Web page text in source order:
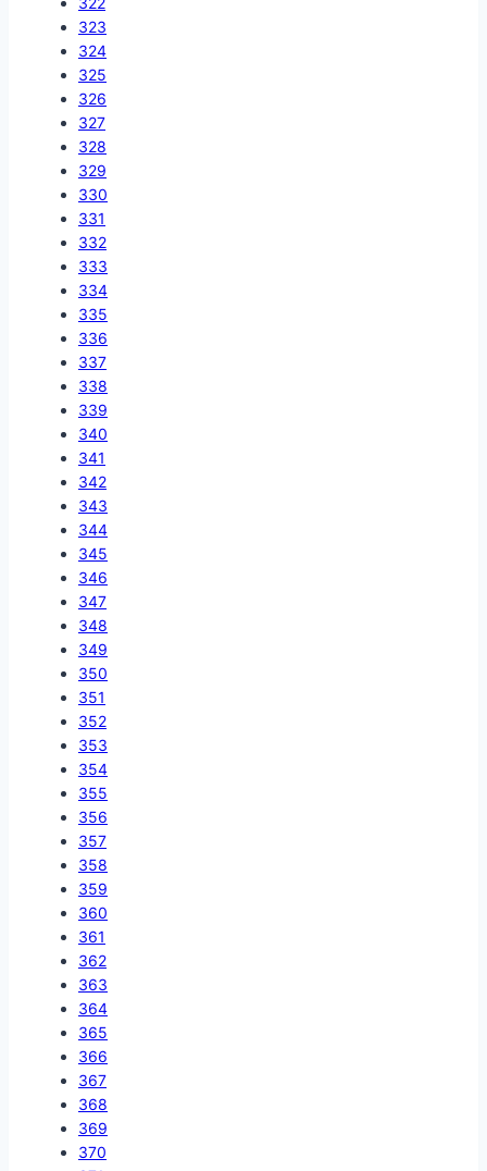
323
324
325
326
327
328
329
330
331
332
333
334
335
336
337
338
339
340
341
342
343
344
345
346
347
348
349
350
351
352
353
354
355
356
357
358
359
360
361
362
363
364
365
366
367
368
369
370